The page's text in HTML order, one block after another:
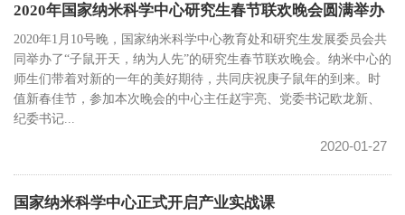
2020年国家纳米科学中心研究生春节联欢晚会圆满举办
2020年1月10号晚，国家纳米科学中心教育处和研究生发展委员会共
同举办了“子鼠开天，纳为人先”的研究生春节联欢晚会。纳米中心的
师生们带着对新的一年的美好期待，共同庆祝庚子鼠年的到来。时
值新春佳节，参加本次晚会的中心主任赵宇亮、党委书记欧龙新、
纪委书记...
2020-01-27
国家纳米科学中心正式开启产业实战课